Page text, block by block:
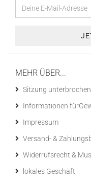
MEHR ÜBER...
Sitzung unterbrochen
Informationen
Impressum
Versand- &
Widerrufsrecht &
lokales Geschäft